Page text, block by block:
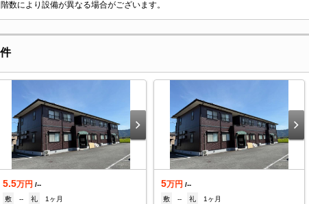
数により設備が異なる場合がございます。
5.5万円 /--
敷
-- 礼
1ヶ月
5万円 /--
敷
-- 礼
1ヶ月